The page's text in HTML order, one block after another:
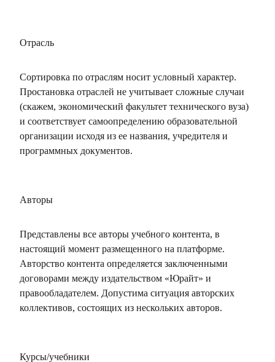
Отрасль
Сортировка по отраслям носит условный характер.
Простановка отраслей не учитывает сложные случаи
(скажем, экономический факультет технического вуза)
и соответствует самоопределению образовательной
организации исходя из ее названия, учредителя и
программных документов.
Авторы
Представлены все авторы учебного контента, в
настоящий момент размещенного на платформе.
Авторство контента определяется заключенными
договорами между издательством «Юрайт» и
правообладателем. Допустима ситуация авторских
коллективов, состоящих из нескольких авторов.
Курсы/учебники